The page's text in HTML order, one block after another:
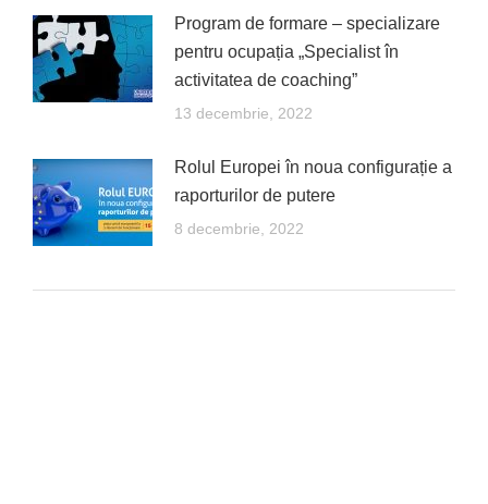
Program de formare – specializare
pentru ocupația „Specialist în
activitatea de coaching”
13 decembrie, 2022
Rolul Europei în noua configurație a
raporturilor de putere
8 decembrie, 2022